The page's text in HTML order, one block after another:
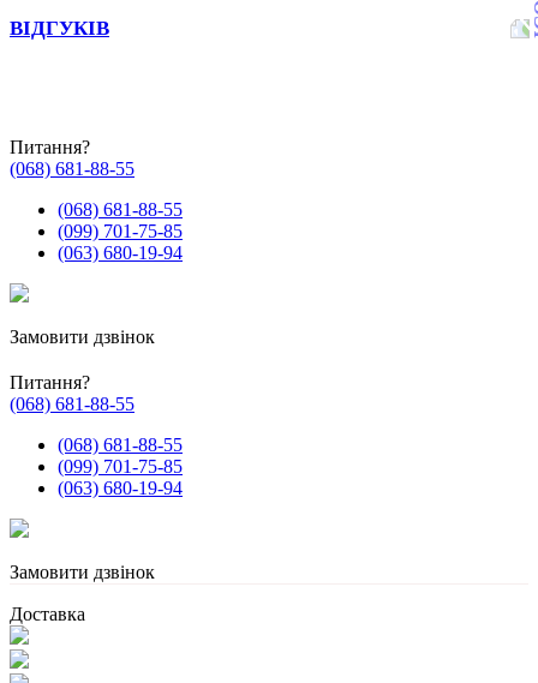
ВІДГУКІВ
Питання?
(068) 681-88-55
(068) 681-88-55
(099) 701-75-85
(063) 680-19-94
Замовити дзвінок
Питання?
(068) 681-88-55
(068) 681-88-55
(099) 701-75-85
(063) 680-19-94
Замовити дзвінок
Доставка